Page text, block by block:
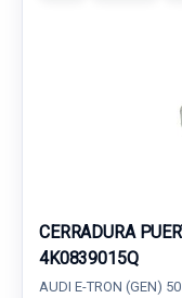
CERRADURA
4K0839015Q
AUDI E-TRON (GEN)